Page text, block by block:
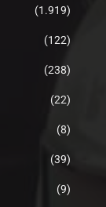
(1.919)
(122)
(238)
(22)
(8)
(39)
(9)